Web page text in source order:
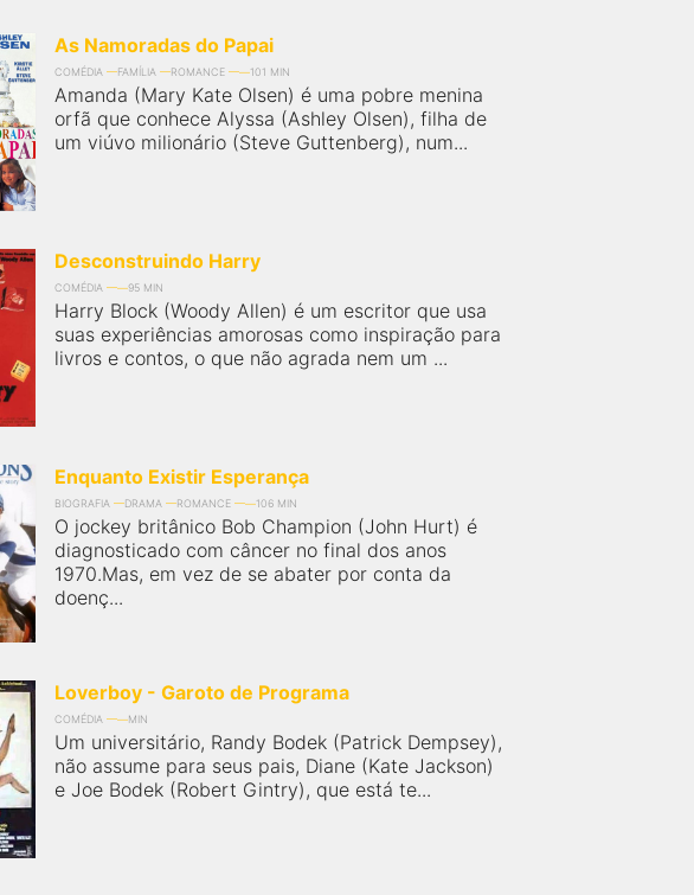
As Namoradas do Papai
COMÉDIA FAMÍLIA ROMANCE 101 MIN
Amanda (Mary Kate Olsen) é uma pobre menina
orfã que conhece Alyssa (Ashley Olsen), filha de
um viúvo milionário (Steve Guttenberg), num...
Desconstruindo Harry
COMÉDIA 95 MIN
Harry Block (Woody Allen) é um escritor que usa
suas experiências amorosas como inspiração para
livros e contos, o que não agrada nem um ...
Enquanto Existir Esperança
BIOGRAFIA DRAMA ROMANCE 106 MIN
O jockey britânico Bob Champion (John Hurt) é
diagnosticado com câncer no final dos anos
1970.Mas, em vez de se abater por conta da
doenç...
Loverboy - Garoto de Programa
COMÉDIA MIN
Um universitário, Randy Bodek (Patrick Dempsey),
não assume para seus pais, Diane (Kate Jackson)
e Joe Bodek (Robert Gintry), que está te...